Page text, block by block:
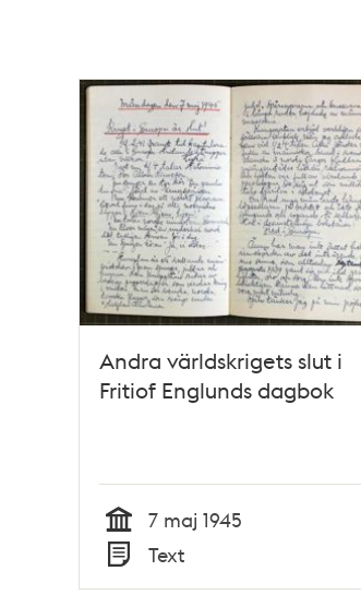
Andra världskrigets slut i
Fritiof Englunds dagbok
Tid
7 maj 1945
Typ
Text